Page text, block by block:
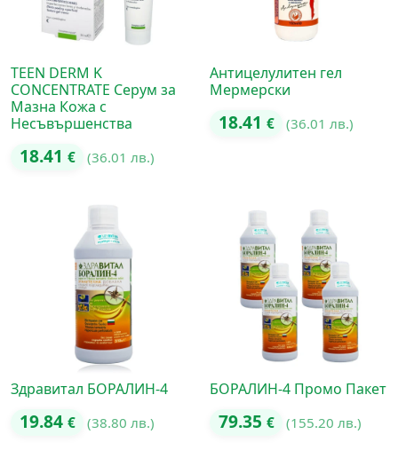
TEEN DERM K
CONCENTRATE Серум за
Мазна Кожа с
Несъвършенства
18.41 € (36.01 лв.)
Антицелулитен гел
Мермерски
18.41 € (36.01 лв.)
Здравитал БОРАЛИН-4
19.84 € (38.80 лв.)
БОРАЛИН-4 Промо Пакет
79.35 € (155.20 лв.)